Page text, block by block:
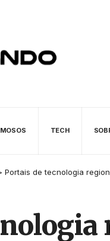
TECH
Portais de tecnologia